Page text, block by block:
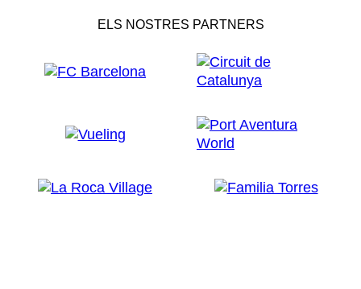
ELS NOSTRES PARTNERS